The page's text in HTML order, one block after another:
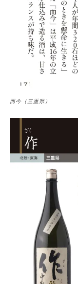
而今（三重県）